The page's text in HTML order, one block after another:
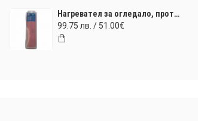
Нагревател за огледало, противозамъгляващ ILO Technology 400x700mm (220V) 48W
99.75 лв. / 51.00€